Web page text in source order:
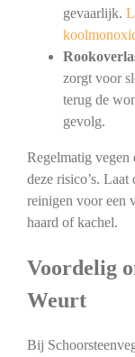
gevaarlijk.
zorgt voor
terug de
gevolg.
Regelmatig vegen
deze risico’s.
reinigen voor een
haard of kachel.
Voordelig
Weurt
Bij